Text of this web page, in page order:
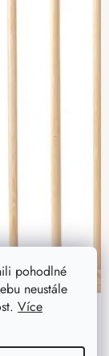
pohodlné
neustále
Více